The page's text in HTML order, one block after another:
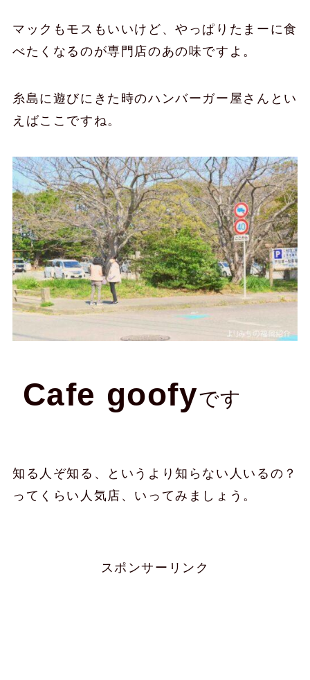
マックもモスもいいけど、やっぱりたまーに食
べたくなるのが専門店のあの味ですよ。
糸島に遊びにきた時のハンバーガー屋さんとい
えばここですね。
Cafe goofyです
知る人ぞ知る、というより知らない人いるの？
ってくらい人気店、いってみましょう。
スポンサーリンク